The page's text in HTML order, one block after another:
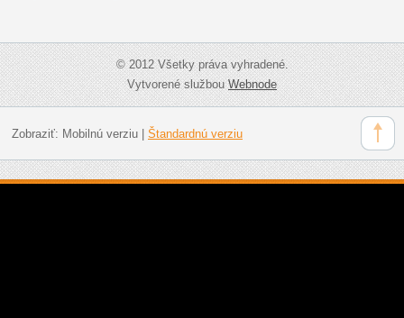
© 2012 Všetky práva vyhradené.
Vytvorené službouWebnode
Zobraziť: Mobilnú verziu| Štandardnú verziu